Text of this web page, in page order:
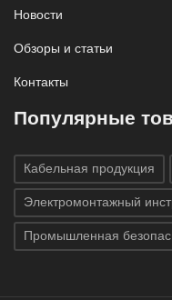
Новости
Обзоры и статьи
Контакты
Популярные
Кабельная продукция
Электромонтажный
Промышленная